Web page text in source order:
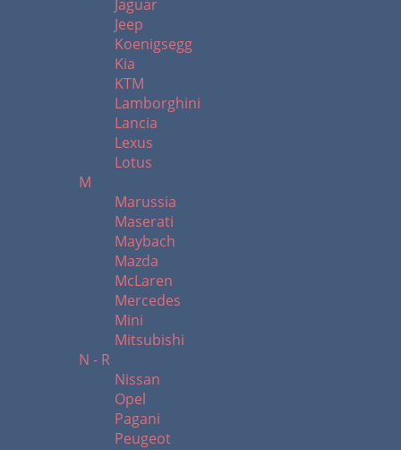
Jaguar
Jeep
Koenigsegg
Kia
KTM
Lamborghini
Lancia
Lexus
Lotus
M
Marussia
Maserati
Maybach
Mazda
McLaren
Mercedes
Mini
Mitsubishi
N - R
Nissan
Opel
Pagani
Peugeot